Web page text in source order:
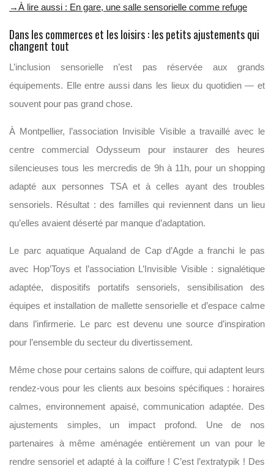
→À lire aussi : En gare, une salle sensorielle comme refuge
Dans les commerces et les loisirs : les petits ajustements qui
changent tout
L’inclusion sensorielle n’est pas réservée aux grands
équipements. Elle entre aussi dans les lieux du quotidien — et
souvent pour pas grand chose.
À Montpellier, l’association Invisible Visible a travaillé avec le
centre commercial Odysseum pour instaurer des heures
silencieuses tous les mercredis de 9h à 11h, pour un shopping
adapté aux personnes TSA et à celles ayant des troubles
sensoriels. Résultat : des familles qui reviennent dans un lieu
qu’elles avaient déserté par manque d’adaptation.
Le parc aquatique Aqualand de Cap d’Agde a franchi le pas
avec Hop’Toys et l’association L’Invisible Visible : signalétique
adaptée, dispositifs portatifs sensoriels, sensibilisation des
équipes et installation de mallette sensorielle et d’espace calme
dans l’infirmerie. Le parc est devenu une source d’inspiration
pour l’ensemble du secteur du divertissement.
Même chose pour certains salons de coiffure, qui adaptent leurs
rendez-vous pour les clients aux besoins spécifiques : horaires
calmes, environnement apaisé, communication adaptée. Des
ajustements simples, un impact profond. Une de nos
partenaires à même aménagée entièrement un van pour le
rendre sensoriel et adapté à la coiffure ! C’est l’extratypik ! Des